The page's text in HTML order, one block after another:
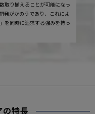
取り揃えることが可能になっ
発がかのうであり、これによ
を同時に追求する強みを持っ
の特長